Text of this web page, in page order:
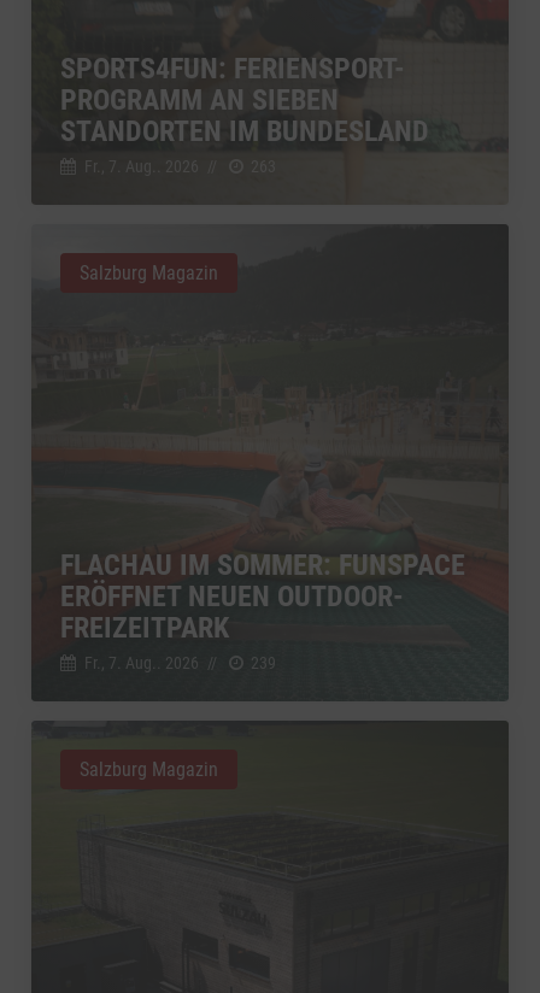
SPORTS4FUN: FERIENSPORT-
PROGRAMM AN SIEBEN
STANDORTEN IM BUNDESLAND
Fr., 7. Aug.. 2026 263
FLACHAU IM SOMMER: FUNSPACE
ERÖFFNET NEUEN OUTDOOR-
FREIZEITPARK
Fr., 7. Aug.. 2026 // 239
Salzburg Magazin
Salzburg Magazin